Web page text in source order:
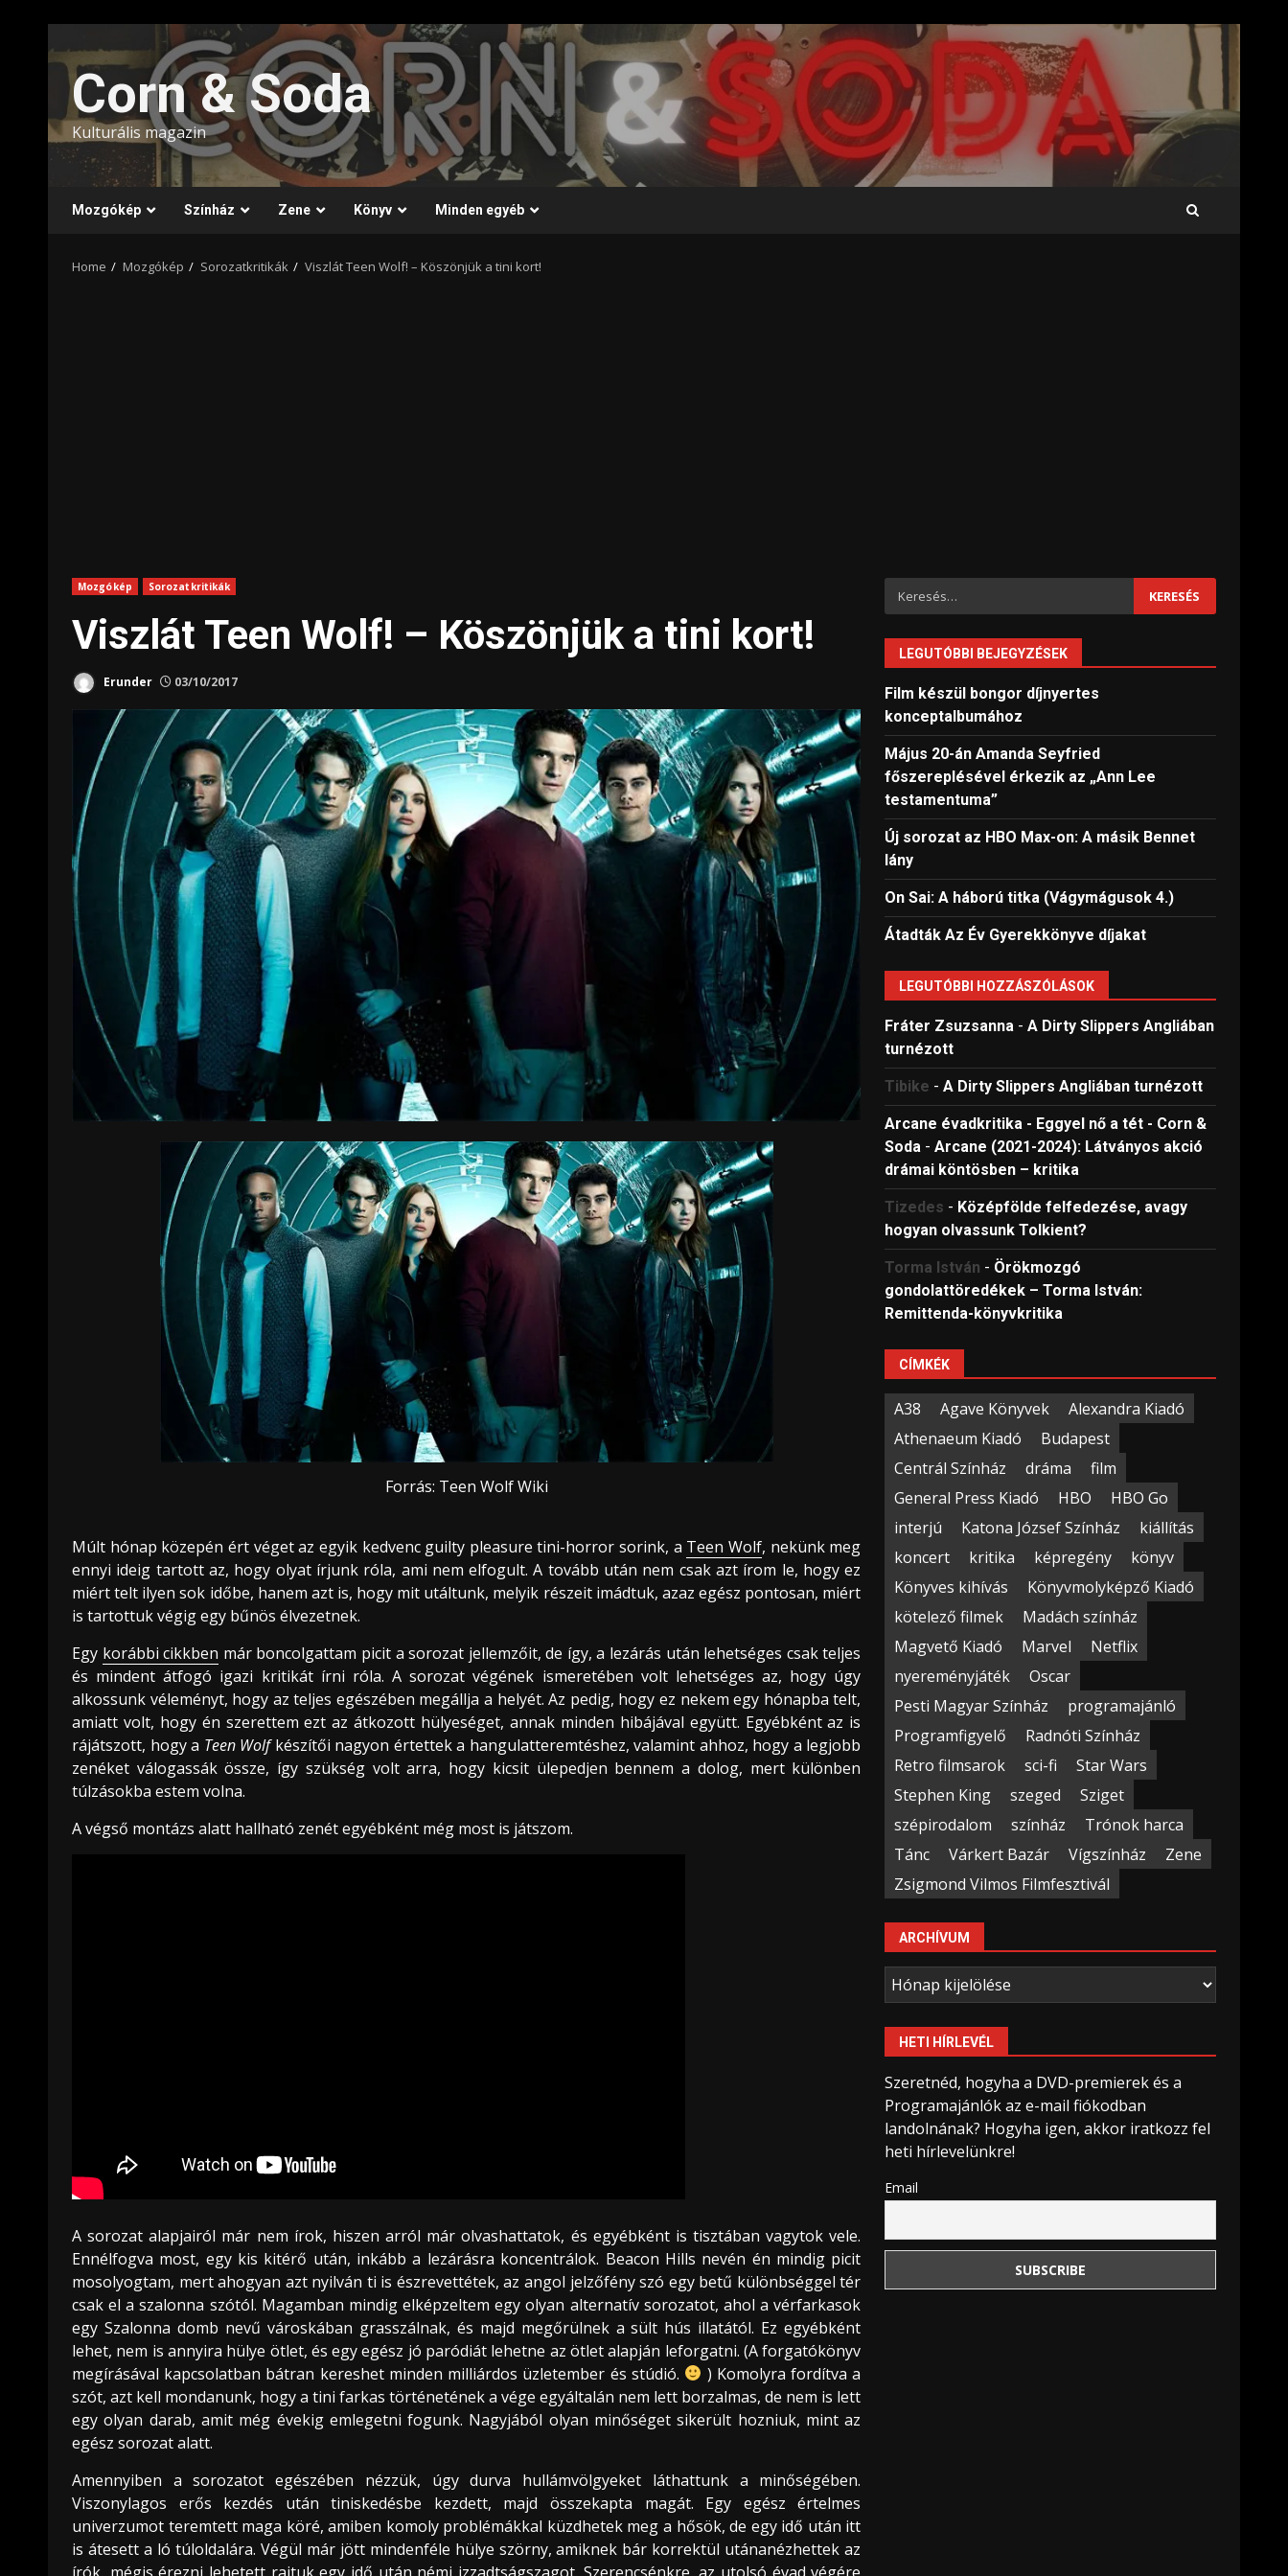
to
content
Corn & Soda
Kulturális magazin
Mozgókép Színház Zene Könyv Minden egyéb
Home Mozgókép Sorozatkritikák Viszlát Teen Wolf! – Köszönjük a tini kort!
Mozgókép Sorozatkritikák
Viszlát Teen Wolf! – Köszönjük a tini kort!
Erunder 03/10/2017
Forrás: Teen Wolf Wiki
Múlt hónap közepén ért véget az egyik kedvenc guilty pleasure tini-horror sorink, a Teen Wolf, nekünk meg
ennyi ideig tartott az, hogy olyat írjunk róla, ami nem elfogult. A tovább után nem csak azt írom le, hogy ez
miért telt ilyen sok időbe, hanem azt is, hogy mit utáltunk, melyik részeit imádtuk, azaz egész pontosan, miért
is tartottuk végig egy bűnös élvezetnek.
Egy korábbi cikkben már boncolgattam picit a sorozat jellemzőit, de így, a lezárás után lehetséges csak teljes
és mindent átfogó igazi kritikát írni róla. A sorozat végének ismeretében volt lehetséges az, hogy úgy
alkossunk véleményt, hogy az teljes egészében megállja a helyét. Az pedig, hogy ez nekem egy hónapba telt,
amiatt volt, hogy én szerettem ezt az átkozott hülyeséget, annak minden hibájával együtt. Egyébként az is
rájátszott, hogy a Teen Wolfkészítői nagyon értettek a hangulatteremtéshez, valamint ahhoz, hogy a legjobb
zenéket válogassák össze, így szükség volt arra, hogy kicsit ülepedjen bennem a dolog, mert különben
túlzásokba estem volna.
A végső montázs alatt hallható zenét egyébként még most is játszom.
A sorozat alapjairól már nem írok, hiszen arról már olvashattatok, és egyébként is tisztában vagytok vele.
Ennélfogva most, egy kis kitérő után, inkább a lezárásra koncentrálok. Beacon Hills nevén én mindig picit
mosolyogtam, mert ahogyan azt nyilván ti is észrevettétek, az angol jelzőfény szó egy betű különbséggel tér
csak el a szalonna szótól. Magamban mindig elképzeltem egy olyan alternatív sorozatot, ahol a vérfarkasok
egy Szalonna domb nevű városkában grasszálnak, és majd megőrülnek a sült hús illatától. Ez egyébként
lehet, nem is annyira hülye ötlet, és egy egész jó paródiát lehetne az ötlet alapján leforgatni. (A forgatókönyv
megírásával kapcsolatban bátran kereshet minden milliárdos üzletember és stúdió.
) Komolyra fordítva a
szót, azt kell mondanunk, hogy a tini farkas történetének a vége egyáltalán nem lett borzalmas, de nem is lett
egy olyan darab, amit még évekig emlegetni fogunk. Nagyjából olyan minőséget sikerült hozniuk, mint az
egész sorozat alatt.
Amennyiben a sorozatot egészében nézzük, úgy durva hullámvölgyeket láthattunk a minőségében.
Viszonylagos erős kezdés után tiniskedésbe kezdett, majd összekapta magát. Egy egész értelmes
univerzumot teremtett maga köré, amiben komoly problémákkal küzdhetek meg a hősök, de egy idő után itt
is átesett a ló túloldalára. Végül már jött mindenféle hülye szörny, amiknek bár korrektül utánanézhettek az
írók, mégis érezni lehetett rajtuk egy idő után némi izzadtságszagot. Szerencsénkre, az utolsó évad végére
Keresés:
LEGUTÓBBI BEJEGYZÉSEK
Film készül bongor díjnyertes
konceptalbumához
Május 20-án Amanda Seyfried
főszereplésével érkezik az „Ann Lee
testamentuma”
Új sorozat az HBO Max-on: A másik Bennet
lány
On Sai: A ​háború titka (Vágymágusok 4.)
Átadták Az Év Gyerekkönyve díjakat
LEGUTÓBBI HOZZÁSZÓLÁSOK
Fráter Zsuzsanna -A Dirty Slippers Angliában
turnézott
Tibike -A Dirty Slippers Angliában turnézott
Arcane évadkritika - Eggyel nő a tét - Corn &
Soda -Arcane (2021-2024): Látványos akció
drámai köntösben – kritika
Tizedes - Középfölde felfedezése, avagy
hogyan olvassunk Tolkient?
Torma István - Örökmozgó
gondolattöredékek – Torma István:
Remittenda-könyvkritika
CÍMKÉK
A38 Agave Könyvek
Alexandra Kiadó
Athenaeum Kiadó
Budapest
Centrál Színház
dráma
film
General Press Kiadó
HBO
HBO Go
interjú
Katona József Színház
kiállítás
koncert
kritika képregény
könyv
Könyves kihívás
Könyvmolyképző Kiadó
kötelező filmek
Madách színház
Magvető Kiadó
Marvel
Netflix
nyereményjáték
Oscar
Pesti Magyar Színház
programajánló
Programfigyelő
Radnóti Színház
Retro filmsarok
sci-fi
Star Wars
Stephen King
szeged
Sziget
szépirodalom
színház
Trónok harca
Tánc
Várkert Bazár Vígszínház
Zene
Zsigmond Vilmos Filmfesztivál
ARCHÍVUM
Archívum
HETI HÍRLEVÉL
Szeretnéd, hogyha a DVD-premierek és a
Programajánlók az e-mail fiókodban
landolnának? Hogyha igen, akkor iratkozz fel
heti hírlevelünkre!
Email